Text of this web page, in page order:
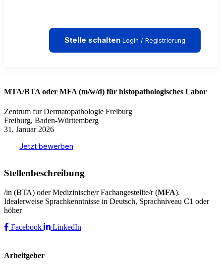
Stelle schalten Login / Registrierung
MTA/BTA oder MFA (m/w/d) für histopathologisches Labor
Zentrum fur Dermatopathologie Freiburg
Freiburg, Baden-Württemberg
31. Januar 2026
Jetzt bewerben
Stellenbeschreibung
/in (BTA) oder Medizinische/r Fachangestellte/r (MFA).
Idealerweise Sprachkenntnisse in Deutsch, Sprachniveau C1 oder
höher
Facebook
LinkedIn
Arbeitgeber